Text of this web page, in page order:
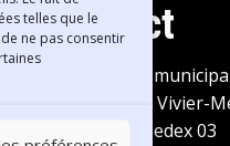
telles que le
ne pas consentir
Contact
Bibliothèque
30 Boulevard Vivier-
69431 Lyon Cedex 03